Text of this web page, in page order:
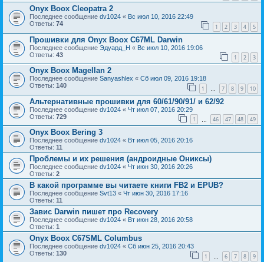
Onyx Boox Cleopatra 2
Последнее сообщение dv1024 « Вс июл 10, 2016 22:49
Ответы: 74 1 2 3 4 5
Прошивки для Onyx Boox C67ML Darwin
Последнее сообщение Эдуард_Н « Вс июл 10, 2016 19:06
Ответы: 43 1 2 3
Onyx Boox Magellan 2
Последнее сообщение Sanyashlex « Сб июл 09, 2016 19:18
Ответы: 140 1 … 7 8 9 10
Альтернативные прошивки для 60/61/90/91/ и 62/92
Последнее сообщение dv1024 « Чт июл 07, 2016 20:29
Ответы: 729 1 46 47 48 49
Onyx Boox Bering 3
Последнее сообщение dv1024 « Вт июл 05, 2016 20:16
Ответы: 11
Проблемы и их решения (андроидные Ониксы)
Последнее сообщение dv1024 « Чт июн 30, 2016 20:26
Ответы: 2
В какой программе вы читаете книги FB2 и EPUB?
Последнее сообщение Svt13 « Чт июн 30, 2016 17:16
Ответы: 11
Завис Darwin пишет про Recovery
Последнее сообщение dv1024 « Вт июн 28, 2016 20:58
Ответы: 1
Onyx Boox C67SML Columbus
Последнее сообщение dv1024 « Сб июн 25, 2016 20:43
Ответы: 130 1 6 7 8 9